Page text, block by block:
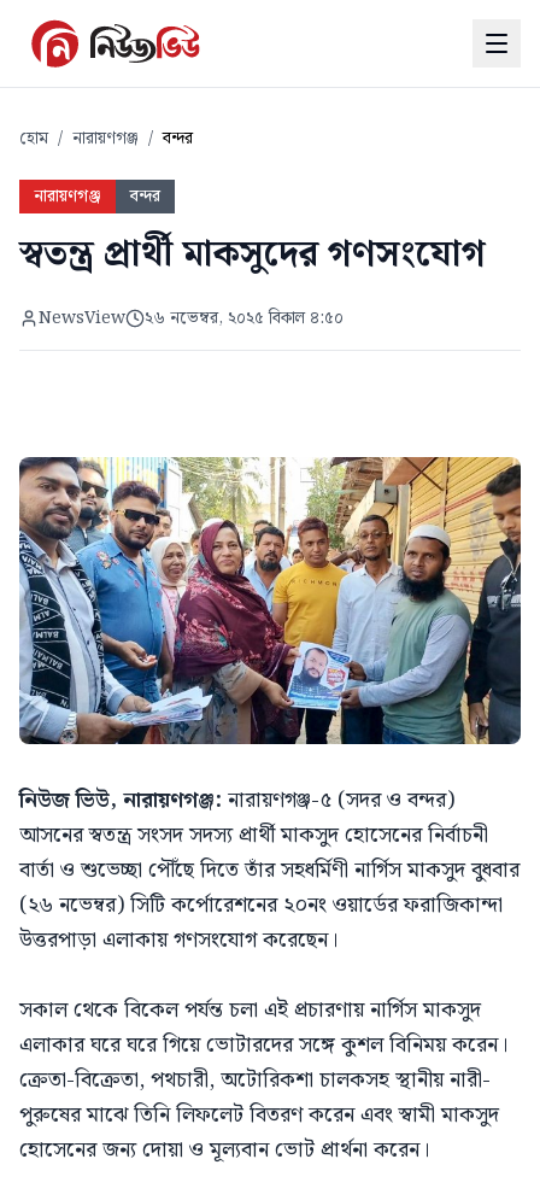
হোম / নারায়ণগঞ্জ / বন্দর
নারায়ণগঞ্জ বন্দর
স্বতন্ত্র প্রার্থী মাকসুদের গণসংযোগ
NewsView ২৬ নভেম্বর, ২০২৫ বিকাল ৪:৫০
নিউজ ভিউ, নারায়ণগঞ্জ: নারায়ণগঞ্জ-৫ (সদর ও বন্দর)
আসনের স্বতন্ত্র সংসদ সদস্য প্রার্থী মাকসুদ হোসেনের নির্বাচনী
বার্তা ও শুভেচ্ছা পৌঁছে দিতে তাঁর সহধর্মিণী নার্গিস মাকসুদ বুধবার
(২৬ নভেম্বর) সিটি কর্পোরেশনের ২০নং ওয়ার্ডের ফরাজিকান্দা
উত্তরপাড়া এলাকায় গণসংযোগ করেছেন।
সকাল থেকে বিকেল পর্যন্ত চলা এই প্রচারণায় নার্গিস মাকসুদ
এলাকার ঘরে ঘরে গিয়ে ভোটারদের সঙ্গে কুশল বিনিময় করেন।
ক্রেতা-বিক্রেতা, পথচারী, অটোরিকশা চালকসহ স্থানীয় নারী-
পুরুষের মাঝে তিনি লিফলেট বিতরণ করেন এবং স্বামী মাকসুদ
হোসেনের জন্য দোয়া ও মূল্যবান ভোট প্রার্থনা করেন।